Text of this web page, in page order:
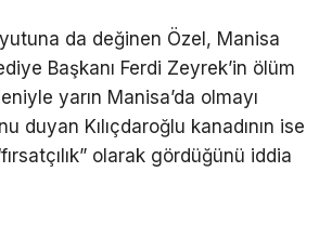
da değinen Özel, Manisa
Başkanı Ferdi Zeyrek’in ölüm
yarın Manisa’da olmayı
duyan Kılıçdaroğlu kanadının ise
olarak gördüğünü iddia